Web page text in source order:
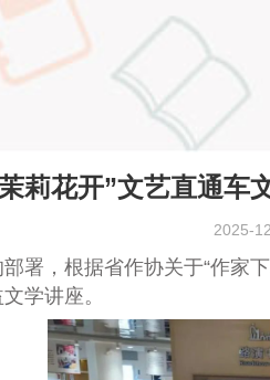
莉花开”文艺直通车
2025-
署，根据省作协关于“作
学讲座。